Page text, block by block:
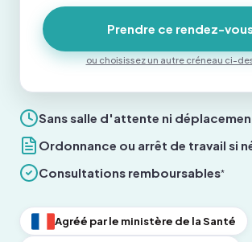
Sans salle d'attente ni
Ordonnance ou arrêt de travail si
Consultations remboursables*
Agréé par le ministère de la Santé
Prendre ce rendez-
ou choisissez un autre créneau ci-